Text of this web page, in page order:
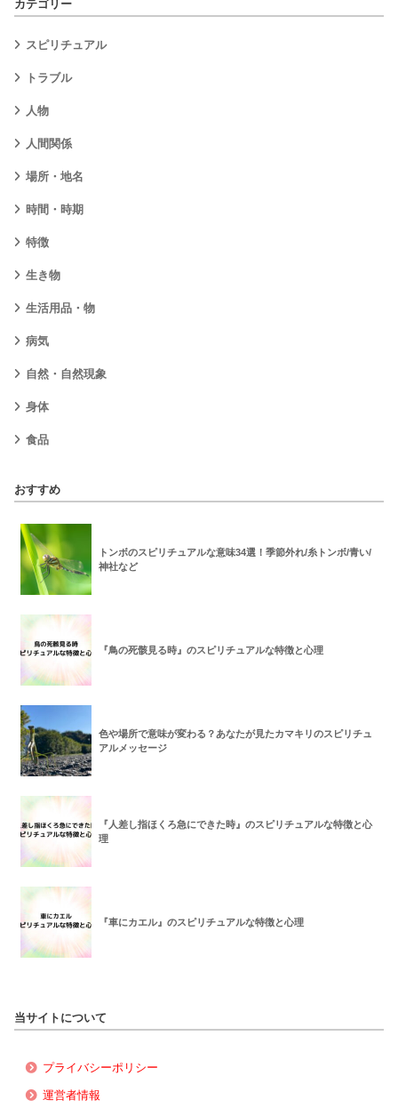
カテゴリー
スピリチュアル
トラブル
人物
人間関係
場所・地名
時間・時期
特徴
生き物
生活用品・物
病気
自然・自然現象
身体
食品
おすすめ
トンボのスピリチュアルな意味34選！季節外れ/糸トンボ/青い/
神社など
『鳥の死骸見る時』のスピリチュアルな特徴と心理
色や場所で意味が変わる？あなたが見たカマキリのスピリチュ
アルメッセージ
『人差し指ほくろ急にできた時』のスピリチュアルな特徴と心
理
『車にカエル』のスピリチュアルな特徴と心理
当サイトについて
プライバシーポリシー
運営者情報